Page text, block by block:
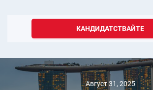
КАНДИДАТСТВАЙТЕ
Август 31, 2025